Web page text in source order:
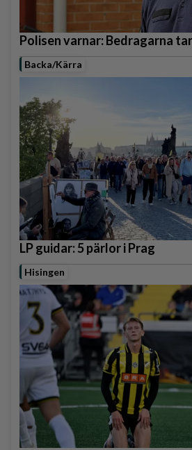
Polisen varnar: Bedragarna
Backa/Kärra
LP guidar: 5 pärlor i Prag
Hisingen